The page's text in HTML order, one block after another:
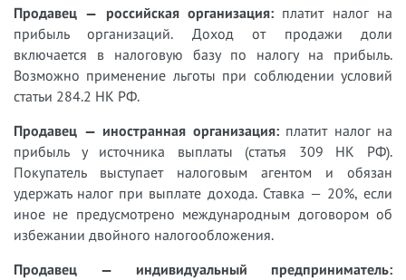
Продавец — российская организация: платит налог на
прибыль организаций. Доход от продажи доли
включается в налоговую базу по налогу на прибыль.
Возможно применение льготы при соблюдении условий
статьи 284.2 НК РФ.
Продавец — иностранная организация:платит налог на
прибыль у источника выплаты (статья 309 НК РФ).
Покупатель выступает налоговым агентом и обязан
удержать налог при выплате дохода. Ставка — 20%, если
иное не предусмотрено международным договором об
избежании двойного налогообложения.
Продавец — индивидуальный предприниматель: